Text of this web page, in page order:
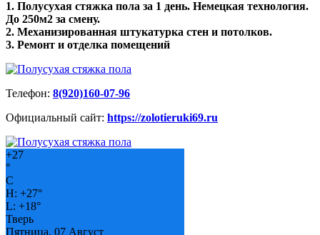
1. Полусухая стяжка пола за 1 день. Немецкая технология.
До 250м2 за смену.
2. Механизированная штукатурка стен и потолков.
3. Ремонт и отделка помещений
Телефон: 8(920)160-07-96
Официальный сайт: https://zolotieruki69.ru
+27
°
C
H: +27°
L: +18°
Тверь
Пятница, 07 Август